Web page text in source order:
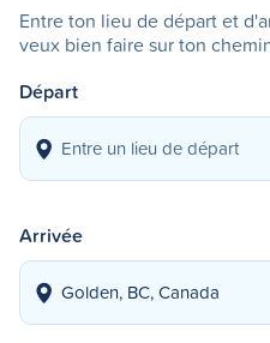
Entre ton lieu de départ et
veux bien faire sur ton
Départ
Arrivée